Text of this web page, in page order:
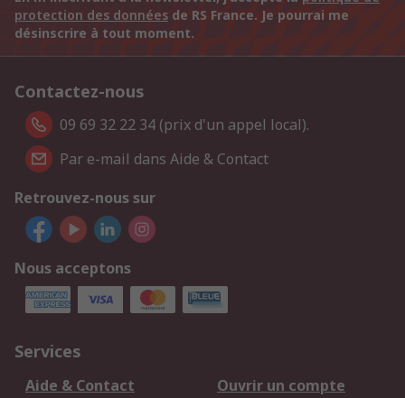
protection des données de RS France. Je pourrai me
désinscrire à tout moment.
Contactez-nous
09 69 32 22 34 (prix d'un appel local).
Par e-mail dans Aide & Contact
Retrouvez-nous sur
Nous acceptons
Services
Aide & Contact
Ouvrir un compte